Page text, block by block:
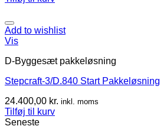
Add to wishlist
Vis
D-Byggesæt pakkeløsning
Stepcraft-3/D.840 Start Pakkeløsning
24.400,00 kr. inkl. moms
Tilføj til kurv
Seneste